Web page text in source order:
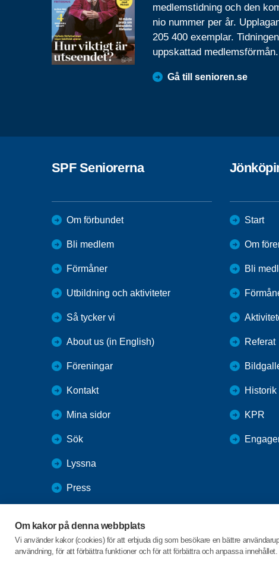
Om kakor på denna webbplats
Vi använder kakor (cookies) för att erbjuda dig som besökare en bättre
användning, för att förbättra funktioner och för att förbättra och anpassa
medlemstidning och den
nio nummer per år.
205 400 exemplar.
uppskattad medlemsförmån.
Gå till senioren.se
SPF Seniorerna
Om förbundet
Bli medlem
Förmåner
Utbildning och aktiviteter
Så tycker vi
About us (in English)
Föreningar
Kontakt
Mina sidor
Sök
Lyssna
Press
SPF Seniorernas intranät
Start
Om
Bli
Referat
Historik
KPR